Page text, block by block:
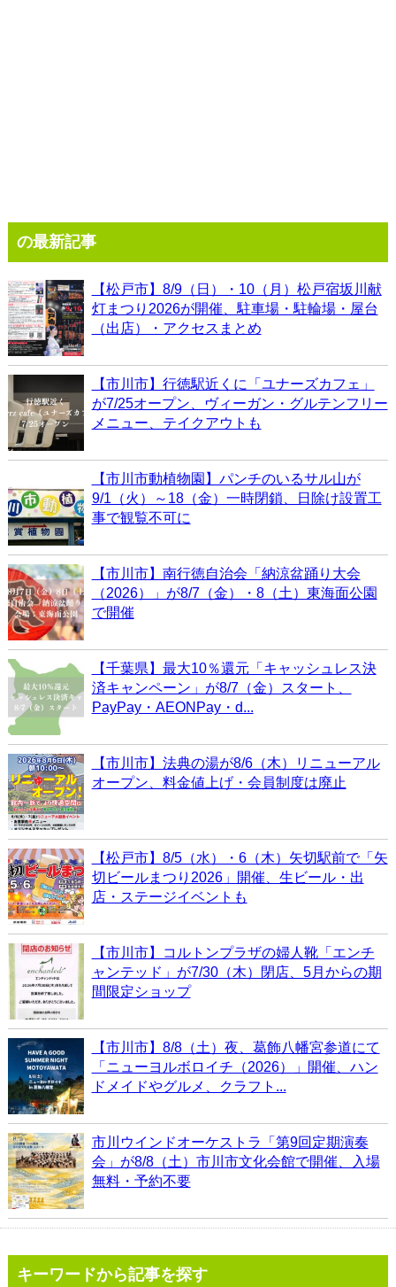
の最新記事
【松戸市】8/9（日）・10（月）松戸宿坂川献
灯まつり2026が開催、駐車場・駐輪場・屋台
（出店）・アクセスまとめ
【市川市】行徳駅近くに「ユナーズカフェ」
が7/25オープン、ヴィーガン・グルテンフリー
メニュー、テイクアウトも
【市川市動植物園】パンチのいるサル山が
9/1（火）～18（金）一時閉鎖、日除け設置工
事で観覧不可に
【市川市】南行徳自治会「納涼盆踊り大会
（2026）」が8/7（金）・8（土）東海面公園
で開催
【千葉県】最大10％還元「キャッシュレス決
済キャンペーン」が8/7（金）スタート、
PayPay・AEONPay・d...
【市川市】法典の湯が8/6（木）リニューアル
オープン、料金値上げ・会員制度は廃止
【松戸市】8/5（水）・6（木）矢切駅前で「矢
切ビールまつり2026」開催、生ビール・出
店・ステージイベントも
【市川市】コルトンプラザの婦人靴「エンチ
ャンテッド」が7/30（木）閉店、5月からの期
間限定ショップ
【市川市】8/8（土）夜、葛飾八幡宮参道にて
「ニューヨルボロイチ（2026）」開催、ハン
ドメイドやグルメ、クラフト...
市川ウインドオーケストラ「第9回定期演奏
会」が8/8（土）市川市文化会館で開催、入場
無料・予約不要
キーワードから記事を探す